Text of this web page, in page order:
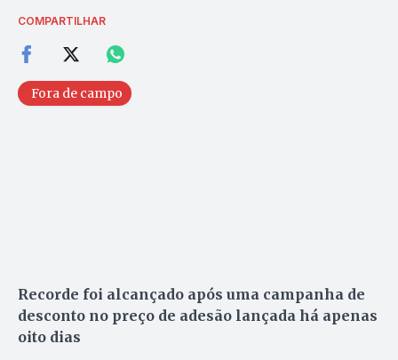
COMPARTILHAR
Fora de campo
Recorde foi alcançado após uma campanha de
desconto no preço de adesão lançada há apenas
oito dias